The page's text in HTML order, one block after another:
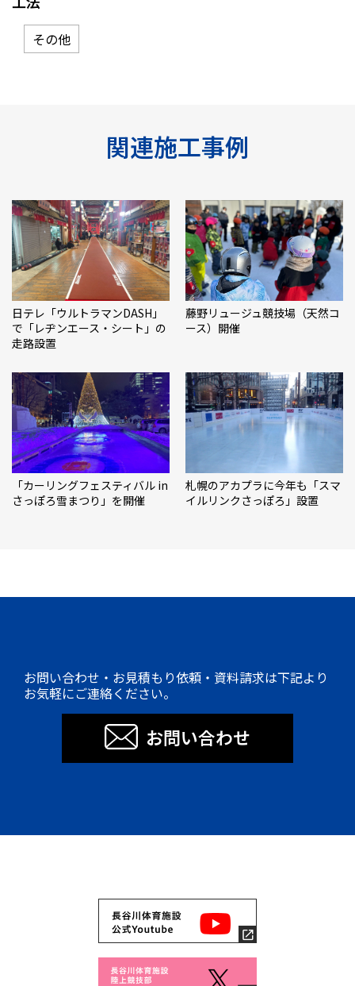
その他
関連施工事例
日テレ「ウルトラマンDASH」
で「レヂンエース・シート」の
走路設置
藤野リュージュ競技場（天然コ
ース）開催
「カーリングフェスティバル in
さっぽろ雪まつり」を開催
札幌のアカプラに今年も「スマ
イルリンクさっぽろ」設置
お問い合わせ・お見積もり依頼・資料請求は下記より
お気軽にご連絡ください。
お問い合わせ